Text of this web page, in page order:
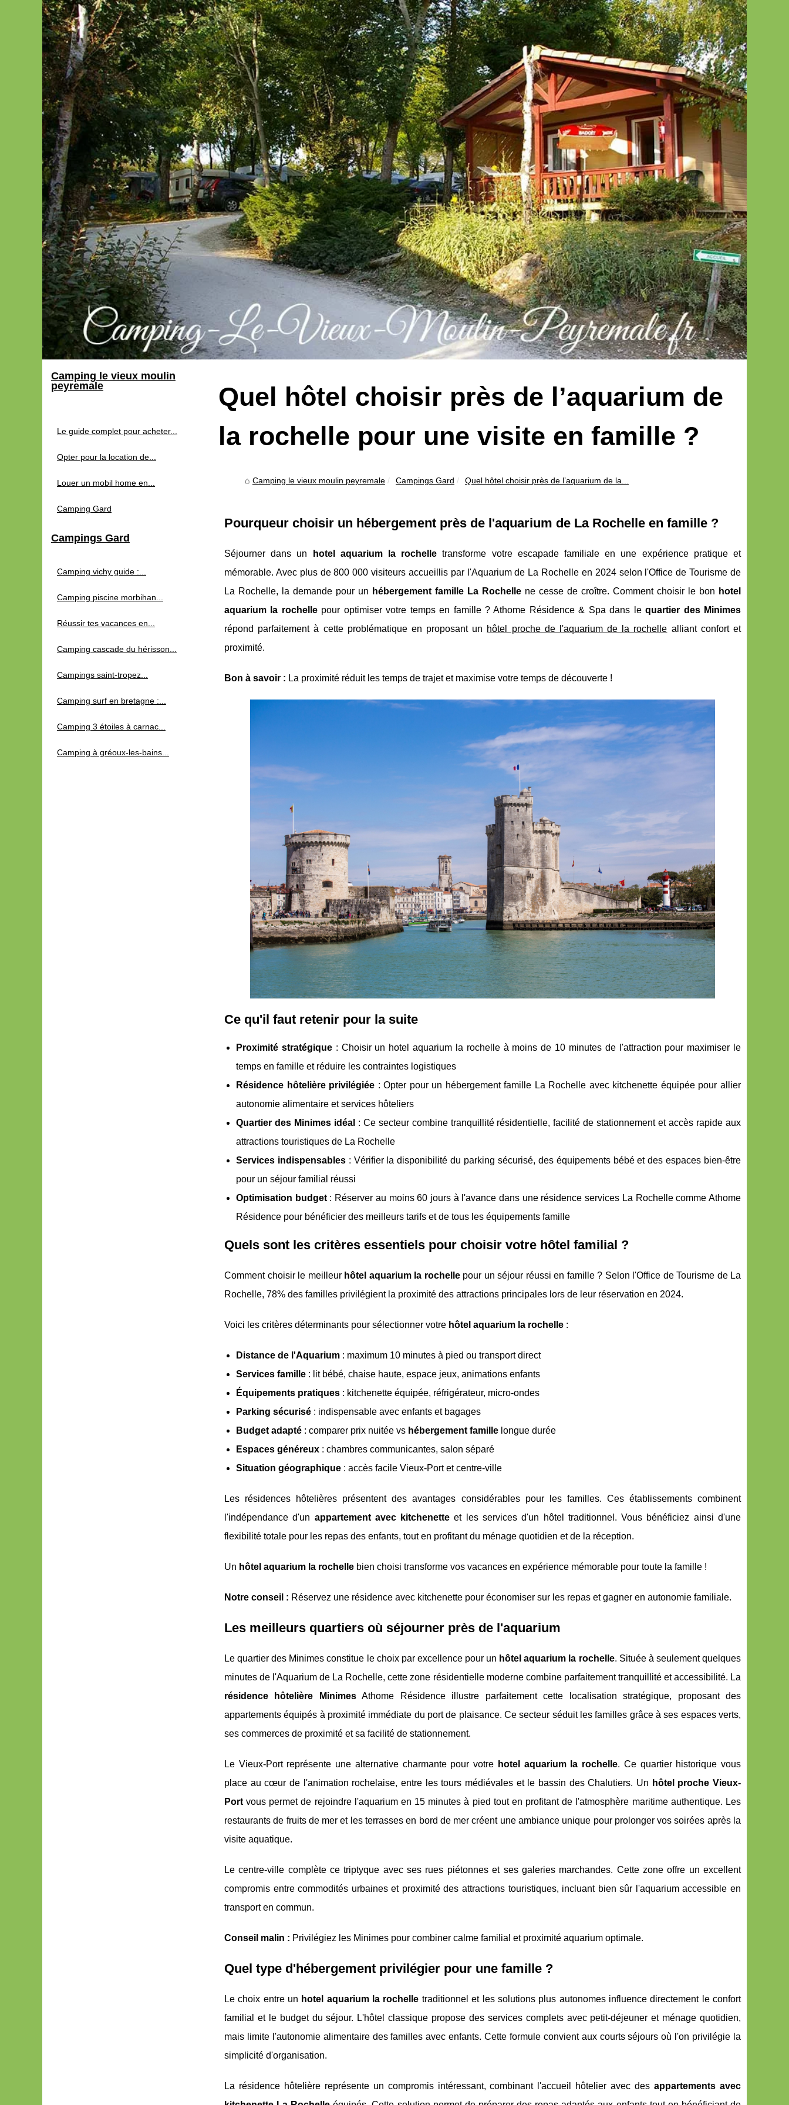
Quel hôtel choisir près de l’aquarium de
la rochelle pour une visite en famille ?
Camping le vieux moulin peyremale Campings Gard Quel hôtel choisir près de l’aquarium de la...
Pourqueur choisir un hébergement près de l'aquarium de La Rochelle en famille ?
Séjourner dans un hotel aquarium la rochelle transforme votre escapade familiale en une expérience pratique et
mémorable. Avec plus de 800 000 visiteurs accueillis par l'Aquarium de La Rochelle en 2024 selon l'Office de Tourisme de
La Rochelle, la demande pour un hébergement famille La Rochelle ne cesse de croître. Comment choisir le bon hotel
aquarium la rochellepour optimiser votre temps en famille ? Athome Résidence & Spa dans lequartier des Minimes
répond parfaitement à cette problématique en proposant un hôtel proche de l'aquariumde la rochelle alliant confort et
proximité.
Bon à savoir : La proximité réduit les temps de trajet et maximise votre temps de découverte !
Ce qu'il faut retenir pour la suite
Proximité stratégique: Choisir un hotel aquarium la rochelle à moins de 10 minutes de l'attraction pour maximiser le
temps en famille et réduire les contraintes logistiques
Résidence hôtelière privilégiée : Opter pour un hébergement famille La Rochelle avec kitchenette équipée pour allier
autonomie alimentaire et services hôteliers
Quartier des Minimes idéal : Ce secteur combine tranquillité résidentielle, facilité de stationnement et accès rapide aux
attractions touristiques de La Rochelle
Services indispensables: Vérifier la disponibilité du parking sécurisé, des équipements bébé et des espaces bien-être
pour un séjour familial réussi
Optimisation budget: Réserver au moins 60 jours à l'avance dans une résidence services La Rochelle comme Athome
Résidence pour bénéficier des meilleurs tarifs et de tous les équipements famille
Quels sont les critères essentiels pour choisir votre hôtel familial ?
Comment choisir le meilleur hôtel aquarium la rochellepour un séjour réussi en famille ? Selon l'Office de Tourisme de La
Rochelle, 78% des familles privilégient la proximité des attractions principales lors de leur réservation en 2024.
Voici les critères déterminants pour sélectionner votre hôtel aquarium la rochelle :
Distance de l'Aquarium : maximum 10 minutes à pied ou transport direct
Services famille : lit bébé, chaise haute, espace jeux, animations enfants
Équipements pratiques : kitchenette équipée, réfrigérateur, micro-ondes
Parking sécurisé : indispensable avec enfants et bagages
Budget adapté : comparer prix nuitée vs hébergement famille longue durée
Espaces généreux : chambres communicantes, salon séparé
Situation géographique : accès facile Vieux-Port et centre-ville
Les résidences hôtelières présentent des avantages considérables pour les familles. Ces établissements combinent
l'indépendance d'un appartement avec kitchenette et les services d'un hôtel traditionnel. Vous bénéficiez ainsi d'une
flexibilité totale pour les repas des enfants, tout en profitant du ménage quotidien et de la réception.
Un hôtel aquarium la rochelle bien choisi transforme vos vacances en expérience mémorable pour toute la famille !
Notre conseil : Réservez une résidence avec kitchenette pour économiser sur les repas et gagner en autonomie familiale.
Les meilleurs quartiers où séjourner près de l'aquarium
Le quartier des Minimes constitue le choix par excellence pour un hôtel aquarium la rochelle. Située à seulement quelques
minutes de l'Aquarium de La Rochelle, cette zone résidentielle moderne combine parfaitement tranquillité et accessibilité. La
résidence hôtelière MinimesAthome Résidence illustre parfaitement cette localisation stratégique, proposant des
appartements équipés à proximité immédiate du port de plaisance. Ce secteur séduit les familles grâce à ses espaces verts,
ses commerces de proximité et sa facilité de stationnement.
Le Vieux-Port représente une alternative charmante pour votre hotel aquarium la rochelle. Ce quartier historique vous
place au cœur de l'animation rochelaise, entre les tours médiévales et le bassin des Chalutiers. Un hôtel proche Vieux-
Port vous permet de rejoindre l'aquarium en 15 minutes à pied tout en profitant de l'atmosphère maritime authentique. Les
restaurants de fruits de mer et les terrasses en bord de mer créent une ambiance unique pour prolonger vos soirées après la
visite aquatique.
Le centre-ville complète ce triptyque avec ses rues piétonnes et ses galeries marchandes. Cette zone offre un excellent
compromis entre commodités urbaines et proximité des attractions touristiques, incluant bien sûr l'aquarium accessible en
transport en commun.
Conseil malin : Privilégiez les Minimes pour combiner calme familial et proximité aquarium optimale.
Quel type d'hébergement privilégier pour une famille ?
Le choix entre un hotel aquarium la rochelle traditionnel et les solutions plus autonomes influence directement le confort
familial et le budget du séjour. L'hôtel classique propose des services complets avec petit-déjeuner et ménage quotidien,
mais limite l'autonomie alimentaire des familles avec enfants. Cette formule convient aux courts séjours où l'on privilégie la
simplicité d'organisation.
La résidence hôtelière représente un compromis intéressant, combinant l'accueil hôtelier avec desappartements avec
Camping le vieux moulin
peyremale
Le guide complet pour acheter...
Opter pour la location de...
Louer un mobil home en...
Camping Gard
Campings Gard
Camping vichy guide :...
Camping piscine morbihan...
Réussir tes vacances en...
Camping cascade du hérisson...
Campings saint-tropez...
Camping surf en bretagne :...
Camping 3 étoiles à carnac...
Camping à gréoux-les-bains...